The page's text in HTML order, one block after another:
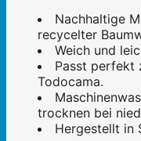
Nachhaltige
recycelter
Weich und
Passt perfekt
Todocama.
trocknen bei
Hergestellt in